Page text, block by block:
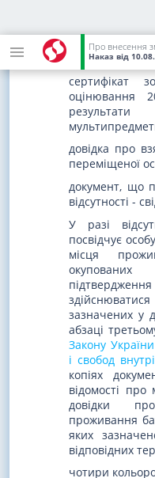
Наказ від
письмовій
заява;
сертифікат
оцінювання
довідка про
переміщеної
документ, що
відсутності -
У разі
посвідчує
місця
окупованих
зазначених у
абзаці
Закону
і свобод
копіях
відомості
довідки
проживання
яких
відповідних
чотири